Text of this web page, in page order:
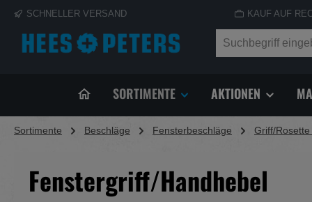
Zur Hauptnavigation springen
SCHNELLER VERSAND KAUF AUF
SORTIMENTE AKTIONEN
Sortimente Beschläge Fensterbeschläge Griff/
Fenstergriff/Handhebel